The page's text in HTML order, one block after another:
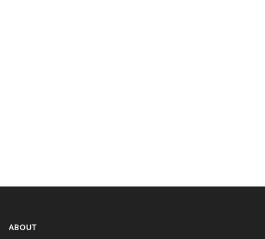
ABOUT